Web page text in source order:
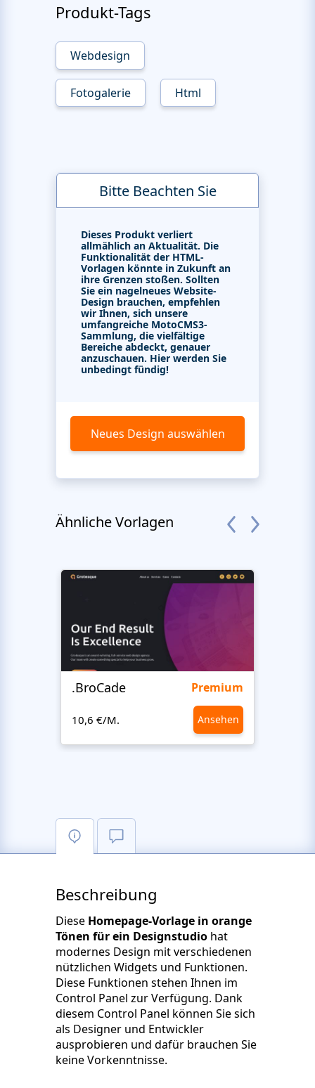
Produkt-Tags
Webdesign
Fotogalerie Html
Bitte Beachten Sie
Dieses Produkt verliert
allmählich an Aktualität. Die
Funktionalität der HTML-
Vorlagen könnte in Zukunft an
ihre Grenzen stoßen. Sollten
Sie ein nagelneues Website-
Design brauchen, empfehlen
wir Ihnen, sich unsere
umfangreiche MotoCMS3-
Sammlung, die vielfältige
Bereiche abdeckt, genauer
anzuschauen. Hier werden Sie
unbedingt fündig!
Neues Design auswählen
Ähnliche Vorlagen
.BroCade Premium
10,6 €/M. Ansehen
Beschreibung
Diese Homepage-Vorlage in orange
Tönen für ein Designstudio hat
modernes Design mit verschiedenen
nützlichen Widgets und Funktionen.
Diese Funktionen stehen Ihnen im
Control Panel zur Verfügung. Dank
diesem Control Panel können Sie sich
als Designer und Entwickler
ausprobieren und dafür brauchen Sie
keine Vorkenntnisse.